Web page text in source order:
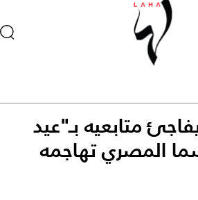
متابعيه بـ"عيد
المصري تهاجمه